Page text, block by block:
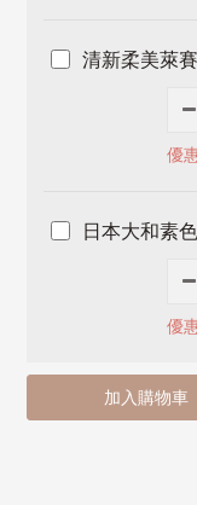
清新柔美萊
優
日本大和素
優
加入購物車